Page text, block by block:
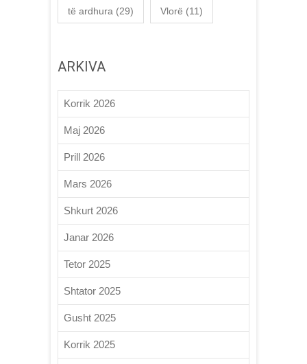
të ardhura (29) Vlorë (11)
ARKIVA
Korrik 2026
Maj 2026
Prill 2026
Mars 2026
Shkurt 2026
Janar 2026
Tetor 2025
Shtator 2025
Gusht 2025
Korrik 2025